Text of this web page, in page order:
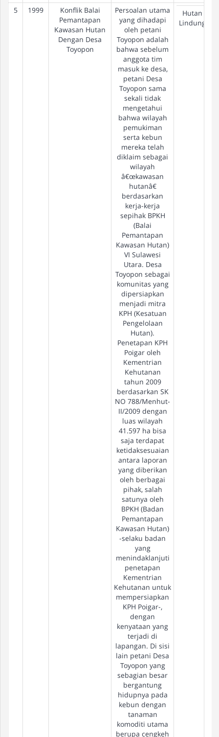
5 1999
Konflik Balai
Pemantapan
Kawasan Hutan
Dengan Desa
Toyopon
Persoalan utama
yang dihadapi
oleh petani
Toyopon adalah
bahwa sebelum
anggota tim
masuk ke desa,
petani Desa
Toyopon sama
sekali tidak
mengetahui
bahwa wilayah
pemukiman
serta kebun
mereka telah
diklaim sebagai
wilayah
â€œkawasan
hutanâ€
berdasarkan
kerja-kerja
sepihak BPKH
(Balai
Pemantapan
Kawasan Hutan)
VI Sulawesi
Utara. Desa
Toyopon sebagai
komunitas yang
dipersiapkan
menjadi mitra
KPH (Kesatuan
Pengelolaan
Hutan).
Penetapan KPH
Poigar oleh
Kementrian
Kehutanan
tahun 2009
berdasarkan SK
NO 788/Menhut-
II/2009 dengan
luas wilayah
41.597 ha bisa
saja terdapat
ketidaksesuaian
antara laporan
yang diberikan
oleh berbagai
pihak, salah
satunya oleh
BPKH (Badan
Pemantapan
Kawasan Hutan)
-selaku badan
yang
menindaklanjuti
penetapan
Kementrian
Kehutanan untuk
mempersiapkan
KPH Poigar-,
dengan
kenyataan yang
terjadi di
lapangan. Di sisi
lain petani Desa
Toyopon yang
sebagian besar
bergantung
hidupnya pada
kebun dengan
tanaman
komoditi utama
berupa cengkeh
Hutan
Lindung